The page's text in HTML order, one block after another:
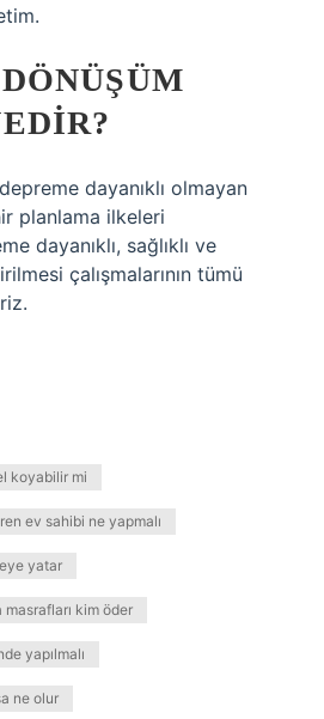
dayanıklı olmayan
planlama ilkeleri
dayanıklı, sağlıklı ve
çalışmalarının tümü
koyabilir mi
ev sahibi ne yapmalı
yatar
masrafları kim öder
yapılmalı
ne olur